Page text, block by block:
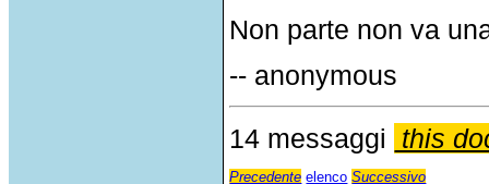
Non parte non va
-- anonymous
14 messaggi this
Precedente elenco Successivo